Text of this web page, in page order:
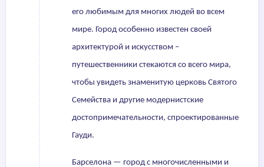
его любимым для многих людей во всем
мире. Город особенно известен своей
архитектурой и искусством –
путешественники стекаются со всего мира,
чтобы увидеть знаменитую церковь Святого
Семейства и другие модернистские
достопримечательности, спроектированные
Гауди.
Барселона — город с многочисленными и